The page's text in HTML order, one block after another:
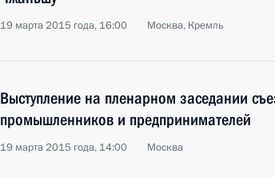
19 марта 2015 года, 16:00 Москва, Кремль
Выступление на пленарном заседании
промышленников и предпринимателей
19 марта 2015 года, 14:00 Москва